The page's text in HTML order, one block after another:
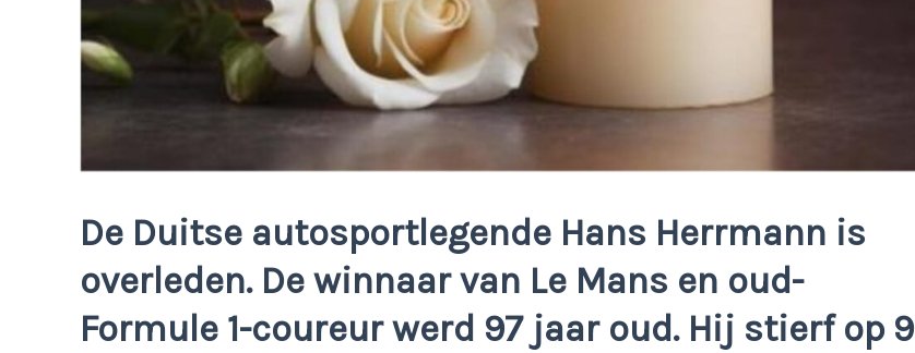
De Duitse autosportlegende Hans Herrmann is
overleden. De winnaar van Le Mans en oud-
Formule 1-coureur werd 97 jaar oud. Hij stierf op 9